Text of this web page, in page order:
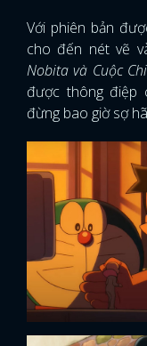
Với phiên bản
cho đến nét vẽ
Nobita và Cuộc
được thông điệp
đừng bao giờ sợ